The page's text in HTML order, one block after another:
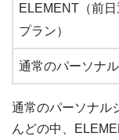
ELEMENT（前日
プラン）
通常のパーソナ
通常のパーソナル
んどの中、